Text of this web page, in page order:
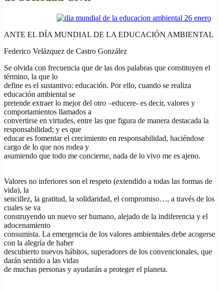
ANTE EL DÍA MUNDIAL DE LA EDUCACIÓN AMBIENTAL
Federico Velázquez de Castro González
Se olvida con frecuencia que de las dos palabras que constituyen el
término, la que lo
define es el sustantivo: educación. Por ello, cuando se realiza
educación ambiental se
pretende extraer lo mejor del otro –educere- es decir, valores y
comportamientos llamados a
convertirse en virtudes, entre las que figura de manera destacada la
responsabilidad; y es que
educar es fomentar el crecimiento en responsabilidad, haciéndose
cargo de lo que nos rodea y
asumiendo que todo me concierne, nada de lo vivo me es ajeno.
Valores no inferiores son el respeto (extendido a todas las formas de
vida), la
sencillez, la gratitud, la solidaridad, el compromiso…, a través de los
cuales se va
construyendo un nuevo ser humano, alejado de la indiferencia y el
adocenamiento
consumista. La emergencia de los valores ambientales debe acogerse
con la alegría de haber
descubierto nuevos hábitos, superadores de los convencionales, que
darán sentido a las vidas
de muchas personas y ayudarán a proteger el planeta.